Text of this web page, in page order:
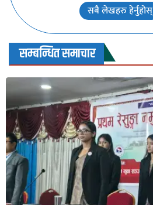
सबै लेखहरु हेर्नुहोस्
सम्बन्धित समाचार